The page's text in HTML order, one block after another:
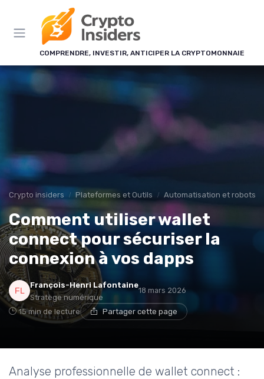
COMPRENDRE, INVESTIR, ANTICIPER LA CRYPTOMONNAIE
Crypto insiders Plateformes et Outils Automatisation et robots
Comment utiliser wallet
connect pour sécuriser la
connexion à vos dapps
François-Henri Lafontaine
Stratège numérique
18 mars 2026
15 min de lecture Partager cette page
Analyse professionnelle de wallet connect :
Panneau de gestion des cookies